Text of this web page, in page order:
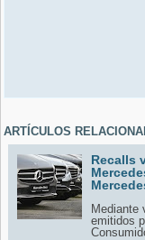
ARTÍCULOS
Recalls
Mediante
emitidos